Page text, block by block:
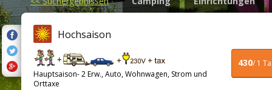
Hochsaison
430/ 1
Hauptsaison- 2 Erw., Auto, Wohnwagen, Strom und
Orttaxe